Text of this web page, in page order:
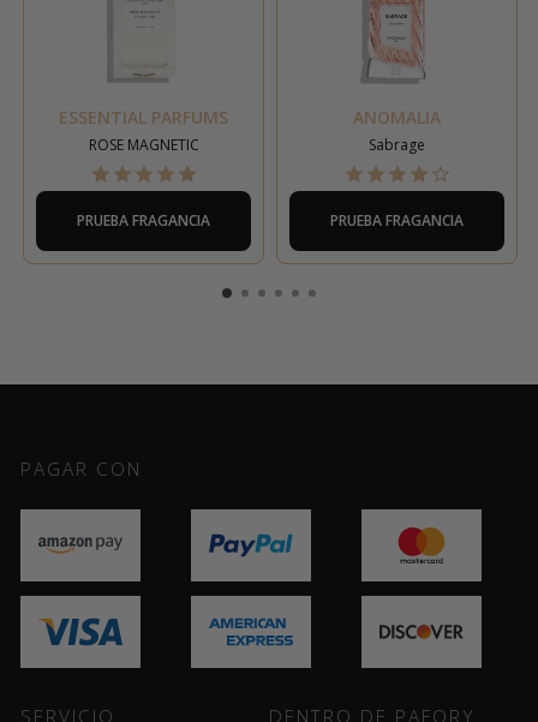
ESSENTIAL PARFUMS
ROSE MAGNETIC
PRUEBA FRAGANCIA
ANOMALIA
Sabrage
PRUEBA FRAGANCIA
PAGAR CON
SERVICIO DENTRO DE PAFORY